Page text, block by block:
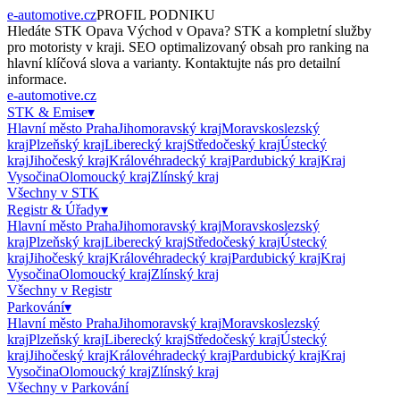
e-automotive.czPROFIL PODNIKU
Hledáte STK Opava Východ v Opava? STK a kompletní služby
pro motoristy v kraji. SEO optimalizovaný obsah pro ranking na
hlavní klíčová slova a varianty. Kontaktujte nás pro detailní
informace.
e-automotive.cz
STK & Emise▾
Hlavní město PrahaJihomoravský krajMoravskoslezský
krajPlzeňský krajLiberecký krajStředočeský krajÚstecký
krajJihočeský krajKrálovéhradecký krajPardubický krajKraj
VysočinaOlomoucký krajZlínský kraj
Všechny v STK
Registr & Úřady▾
Hlavní město PrahaJihomoravský krajMoravskoslezský
krajPlzeňský krajLiberecký krajStředočeský krajÚstecký
krajJihočeský krajKrálovéhradecký krajPardubický krajKraj
VysočinaOlomoucký krajZlínský kraj
Všechny v Registr
Parkování▾
Hlavní město PrahaJihomoravský krajMoravskoslezský
krajPlzeňský krajLiberecký krajStředočeský krajÚstecký
krajJihočeský krajKrálovéhradecký krajPardubický krajKraj
VysočinaOlomoucký krajZlínský kraj
Všechny v Parkování